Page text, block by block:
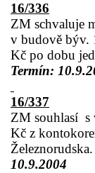
16/336
ZM schvaluje
v budově býv.
Kč po dobu
Termín:
16/337
ZM souhlasí s
Kč z
Železnorudska.
10.9.2004